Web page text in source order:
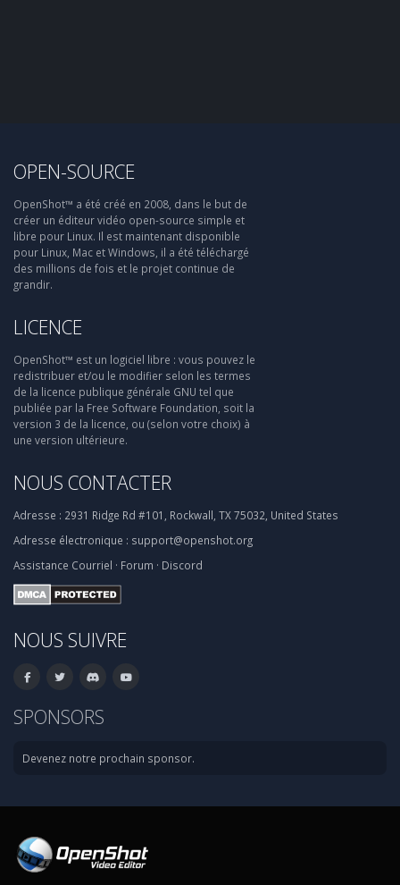
OPEN-SOURCE
OpenShot™ a été créé en 2008, dans le but de
créer un éditeur vidéo open-source simple et
libre pour Linux. Il est maintenant disponible
pour Linux, Mac et Windows, il a été téléchargé
des millions de fois et le projet continue de
grandir.
LICENCE
OpenShot™ est un logiciel libre : vous pouvez le
redistribuer et/ou le modifier selon les termes
de la licence publique générale GNU tel que
publiée par la Free Software Foundation, soit la
version 3 de la licence, ou (selon votre choix) à
une version ultérieure.
NOUS CONTACTER
Adresse : 2931 Ridge Rd #101, Rockwall, TX 75032, United States
Adresse électronique : support@openshot.org
Assistance Courriel · Forum · Discord
NOUS SUIVRE
SPONSORS
Devenez notre prochain sponsor.